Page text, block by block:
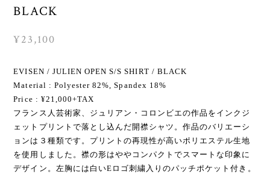
BLACK
¥23,100
EVISEN / JULIEN OPEN S/S SHIRT / BLACK
Material : Polyester 82%, Spandex 18%
Price : ¥21,000+TAX
フランス人芸術家、ジュリアン・コロンビエの作品をインクジ
ェットプリントで落とし込んだ開襟シャツ。作品のバリエーシ
ョンは３種類です。プリントの再現性が高いポリエステル生地
を使用しました。襟の形はややコンパクトでスマートな印象に
デザイン。左胸には白いEロゴ刺繍入りのパッチポケット付き。